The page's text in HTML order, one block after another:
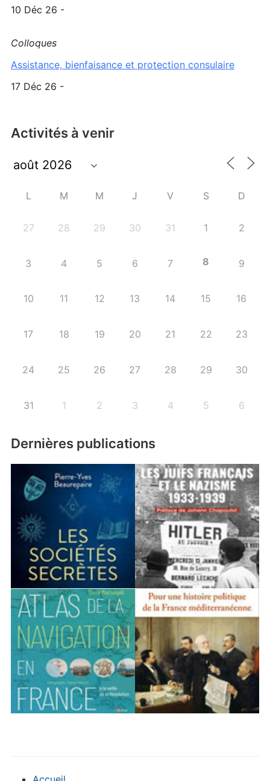
10 Déc 26 -
Colloques
Assistance, bienfaisance et protection consulaire
17 Déc 26 -
Activités à venir
L M M J V S D
27 28 29 30 31 1 2
3 4 5 6 7 8 9
10 11 12 13 14 15 16
17 18 19 20 21 22 23
24 25 26 27 28 29 30
31 1 2 3 4 5 6
Dernières publications